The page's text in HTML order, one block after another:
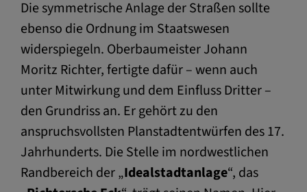
Die symmetrische Anlage der Straßen sollte
ebenso die Ordnung im Staatswesen
widerspiegeln. Oberbaumeister Johann
Moritz Richter, fertigte dafür – wenn auch
unter Mitwirkung und dem Einfluss Dritter –
den Grundriss an. Er gehört zu den
anspruchsvollsten Planstadtentwürfen des 17.
Jahrhunderts. Die Stelle im nordwestlichen
Randbereich der „Idealstadtanlage“, das